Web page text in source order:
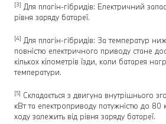
[3] Для плагін-гібридів: Електричний
рівня заряду батареї.
[4] Для плагін-гібридів: За температур
повністю електричного приводу стане
кількох кілометрів їзди, коли батарея
температури.
[5] Складається з двигуна внутрішнього
кВт та електроприводу потужністю до 80
ходу залежить від рівня заряду батареї.